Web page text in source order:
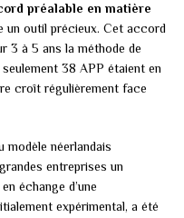
préalable en matière
un outil précieux. Cet accord
3 à 5 ans la méthode de
38 APP étaient en
croît régulièrement face
modèle néerlandais
entreprises un
échange d’une
expérimental, a été